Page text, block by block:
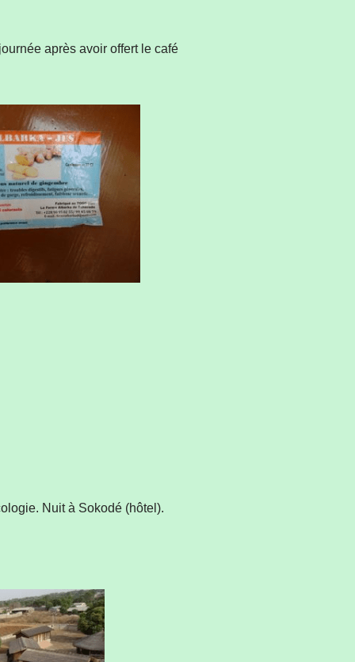
après avoir offert le café
Nuit à Sokodé (hôtel).